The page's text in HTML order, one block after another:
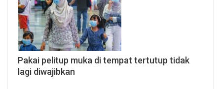
Pakai pelitup muka di tempat tertutup tidak
lagi diwajibkan